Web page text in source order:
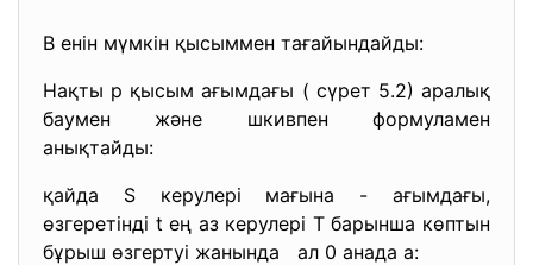
В енін мүмкін қысыммен тағайындайды:
Нақты р қысым ағымдағы ( сүрет 5.2) аралық
баумен және шкивпен формуламен
анықтайды:
қайда S керулері мағына - ағымдағы,
өзгеретінді t ең аз керулері Т барынша көптын
бұрыш өзгертуі жанында ал 0 анада а: